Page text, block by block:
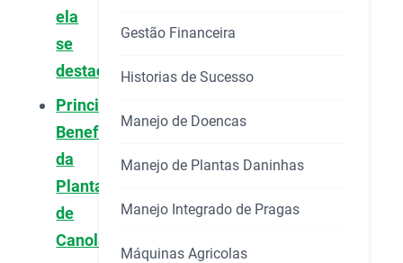
ela
se
destaca?
Principais
Benefícios
da
Plantação
de
Canola
Gestão Financeira
Historias de Sucesso
Manejo de Doencas
Manejo de Plantas Daninhas
Manejo Integrado de Pragas
Máquinas Agricolas